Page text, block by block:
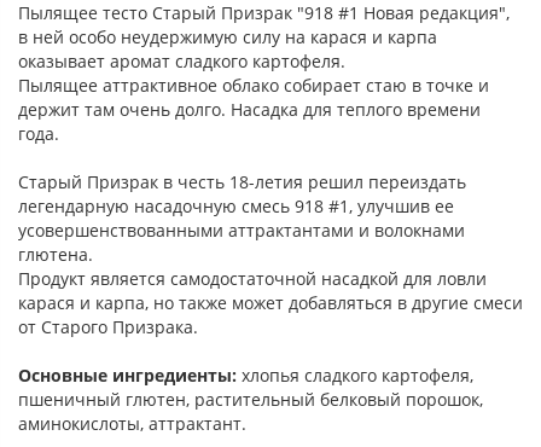
Пылящее тесто Старый Призрак "918 #1 Новая редакция",
в ней особо неудержимую силу на карася и карпа
оказывает аромат сладкого картофеля.
Пылящее аттрактивное облако собирает стаю в точке и
держит там очень долго. Насадка для теплого времени
года.
Старый Призрак в честь 18-летия решил переиздать
легендарную насадочную смесь 918 #1, улучшив ее
усовершенствованными аттрактантами и волокнами
глютена.
Продукт является самодостаточной насадкой для ловли
карася и карпа, но также может добавляться в другие смеси
от Старого Призрака.
Основные ингредиенты: хлопья сладкого картофеля,
пшеничный глютен, растительный белковый порошок,
аминокислоты, аттрактант.